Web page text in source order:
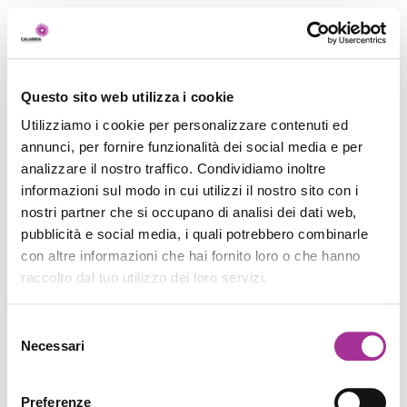
Questo sito web utilizza i cookie
Utilizziamo i cookie per personalizzare contenuti ed
annunci, per fornire funzionalità dei social media e per
analizzare il nostro traffico. Condividiamo inoltre
informazioni sul modo in cui utilizzi il nostro sito con i
nostri partner che si occupano di analisi dei dati web,
pubblicità e social media, i quali potrebbero combinarle
con altre informazioni che hai fornito loro o che hanno
raccolto dal tuo utilizzo dei loro servizi.
delNecessari
Preferenze